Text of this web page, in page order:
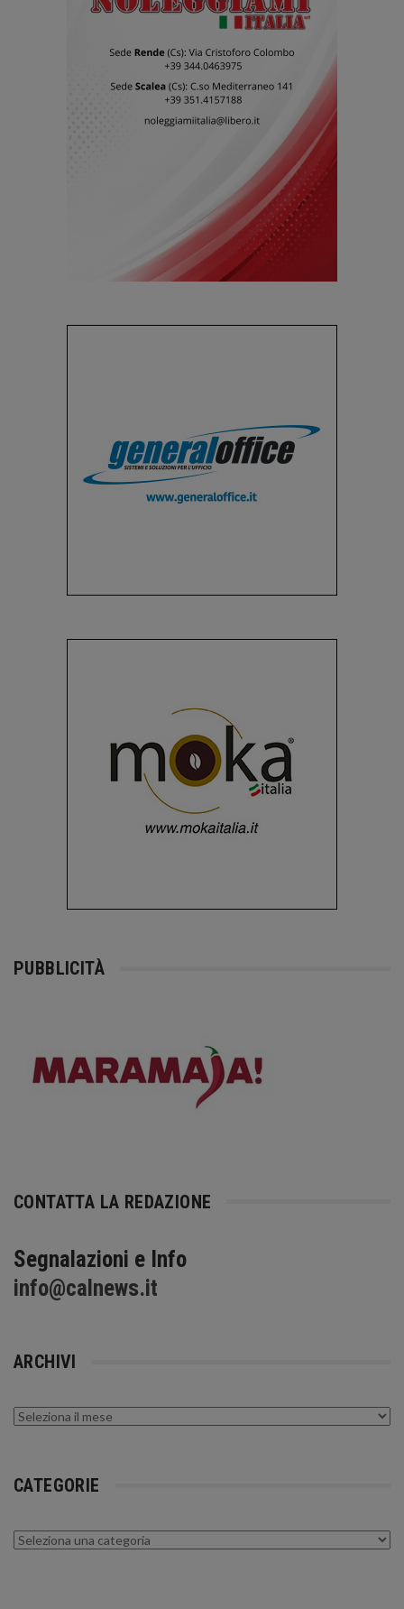
PUBBLICITÀ
CONTATTA LA REDAZIONE
Segnalazioni e Info
info@calnews.it
ARCHIVI
Archivi
CATEGORIE
Categorie